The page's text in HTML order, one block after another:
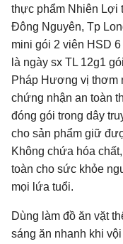
thực phẩm Nhiên Lợi
Đông Nguyên, Tp
mini gói 2 viên HSD
là ngày sx TL 12g1
Pháp Hương vị thơm
chứng nhận an toàn
đóng gói trong dây
cho sản phẩm giữ
Không chứa hóa
toàn cho sức khỏe
mọi lứa tuổi.
Dùng làm đồ ăn vặt
sáng ăn nhanh khi